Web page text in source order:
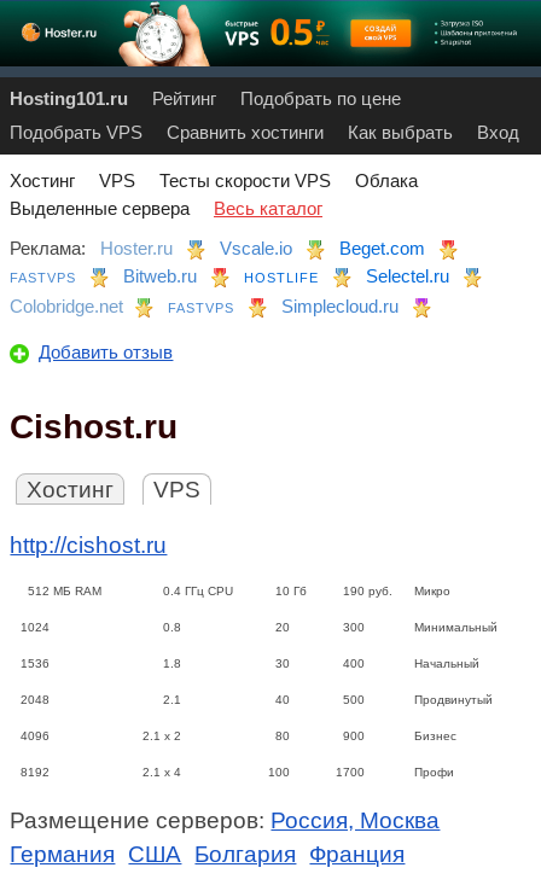
Hosting101.ru Рейтинг
Подобрать по цене
Подобрать VPS
Сравнить хостинги Как выбрать Вход
Хостинг VPS Тесты скорости VPS
Облака
Выделенные сервера
Весь каталог
Реклама:
Hoster.ru Vscale.io Beget.com
FASTVPS Bitweb.ru HOSTLIFE
Selectel.ru
Colobridge.net
FASTVPS Simplecloud.ru
Добавить отзыв
Cishost.ru
Хостинг VPS
http://cishost.ru
512 МБ RAM 0.4 ГГц CPU 10 Гб 190 руб. Микро
1024 0.8 20 300 Минимальный
1536 1.8 30 400 Начальный
2048 2.1 40 500 Продвинутый
4096 2.1 x 2 80 900 Бизнес
8192 2.1 x 4 100 1700 Профи
Размещение серверов: Россия, Москва
Германия
США Болгария
Франция